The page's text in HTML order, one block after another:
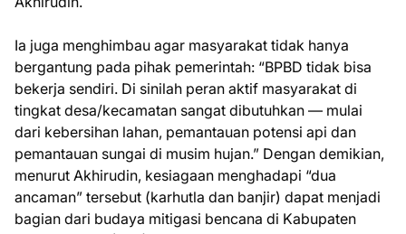
Ia juga menghimbau agar masyarakat tidak hanya
bergantung pada pihak pemerintah: “BPBD tidak bisa
bekerja sendiri. Di sinilah peran aktif masyarakat di
tingkat desa/kecamatan sangat dibutuhkan — mulai
dari kebersihan lahan, pemantauan potensi api dan
pemantauan sungai di musim hujan.” Dengan demikian,
menurut Akhirudin, kesiagaan menghadapi “dua
ancaman” tersebut (karhutla dan banjir) dapat menjadi
bagian dari budaya mitigasi bencana di Kabupaten